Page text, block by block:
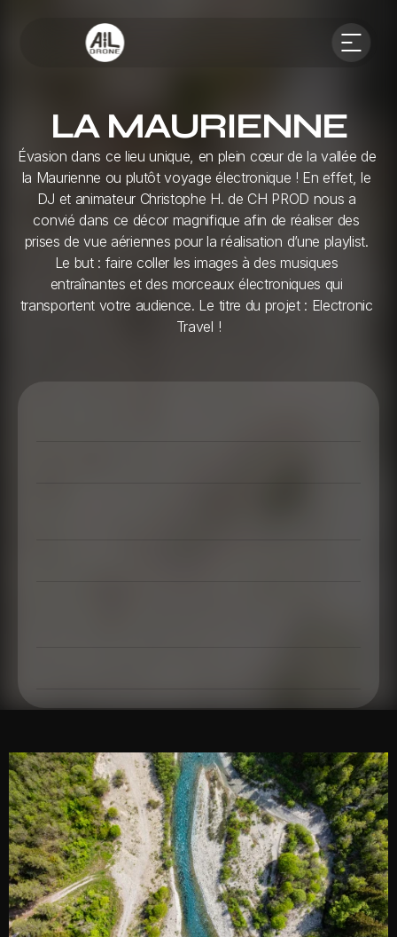
LA MAURIENNE
Évasion dans ce lieu unique, en plein cœur de la vallée de
la Maurienne ou plutôt voyage électronique ! En effet, le
DJ et animateur Christophe H. de CH PROD nous a
convié dans ce décor magnifique afin de réaliser des
prises de vue aériennes pour la réalisation d’une playlist.
Le but : faire coller les images à des musiques
entraînantes et des morceaux électroniques qui
transportent votre audience. Le titre du projet : Electronic